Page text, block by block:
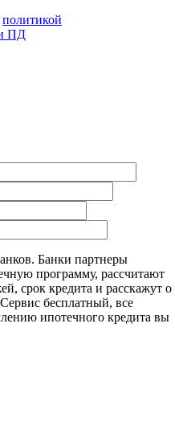
политикой
ПД
ключ. Помощь:
Банки партнеры
программу, рассчитают
срок кредита и расскажут о
бесплатный, все
ипотечного кредита вы